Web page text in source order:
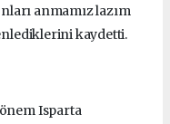
anmamız lazım
kaydetti.
Isparta